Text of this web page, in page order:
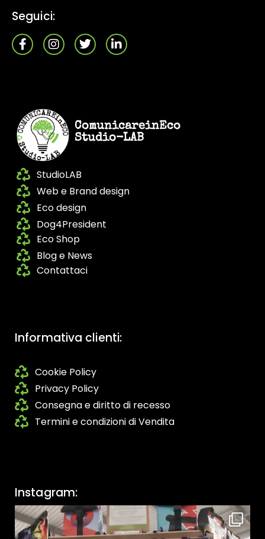
Seguici:
ComunicareinEco
Studio-LAB
StudioLAB
Web e Brand design
Eco design
Dog4President
Eco Shop
Blog e News
Contattaci
Informativa clienti:
Cookie Policy
Privacy Policy
Consegna e diritto di recesso
Termini e condizioni di Vendita
Instagram: